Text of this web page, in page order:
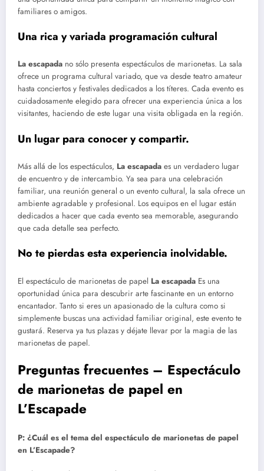
familiares o amigos.
Una rica y variada programación cultural
La escapada no sólo presenta espectáculos de marionetas. La sala
ofrece un programa cultural variado, que va desde teatro amateur
hasta conciertos y festivales dedicados a los títeres. Cada evento es
cuidadosamente elegido para ofrecer una experiencia única a los
visitantes, haciendo de este lugar una visita obligada en la región.
Un lugar para conocer y compartir.
Más allá de los espectáculos, La escapada es un verdadero lugar
de encuentro y de intercambio. Ya sea para una celebración
familiar, una reunión general o un evento cultural, la sala ofrece un
ambiente agradable y profesional. Los equipos en el lugar están
dedicados a hacer que cada evento sea memorable, asegurando
que cada detalle sea perfecto.
No te pierdas esta experiencia inolvidable.
El espectáculo de marionetas de papel La escapada Es una
oportunidad única para descubrir arte fascinante en un entorno
encantador. Tanto si eres un apasionado de la cultura como si
simplemente buscas una actividad familiar original, este evento te
gustará. Reserva ya tus plazas y déjate llevar por la magia de las
marionetas de papel.
Preguntas frecuentes – Espectáculo
de marionetas de papel en
L’Escapade
P: ¿Cuál es el tema del espectáculo de marionetas de papel
en L’Escapade?